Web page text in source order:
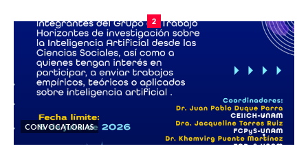
Zoom
https://us02web.zoom.us/j/82268519761?
pwd=SHVRLzF5NHBDeGN0MWJ4cnhEV0hsdz09
Meeting ID: 822 6851 9761
Passcode: 232243
2
CONVOCATORIAS